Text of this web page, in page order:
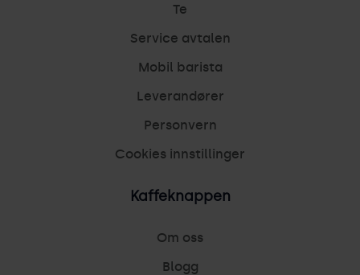
Te
Service avtalen
Mobil barista
Leverandører
Personvern
Cookies innstillinger
Kaffeknappen
Om oss
Blogg